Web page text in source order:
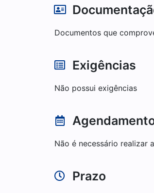
Documentos que
Exigências
Não possui exigências
Não é necessário realizar
Prazo